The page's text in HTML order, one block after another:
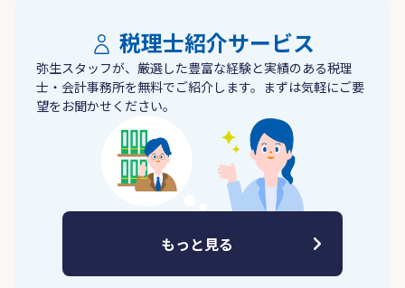
税理士紹介サービス
弥生スタッフが、厳選した豊富な経験と実績のある税理
士・会計事務所を無料でご紹介します。まずは気軽にご要
望をお聞かせください。
もっと見る